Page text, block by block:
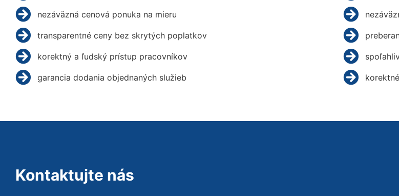
nezáväzná cenová ponuka na mieru
transparentné ceny bez skrytých poplatkov
korektný a ľudský prístup pracovníkov
garancia dodania objednaných služieb
Kontaktujte nás